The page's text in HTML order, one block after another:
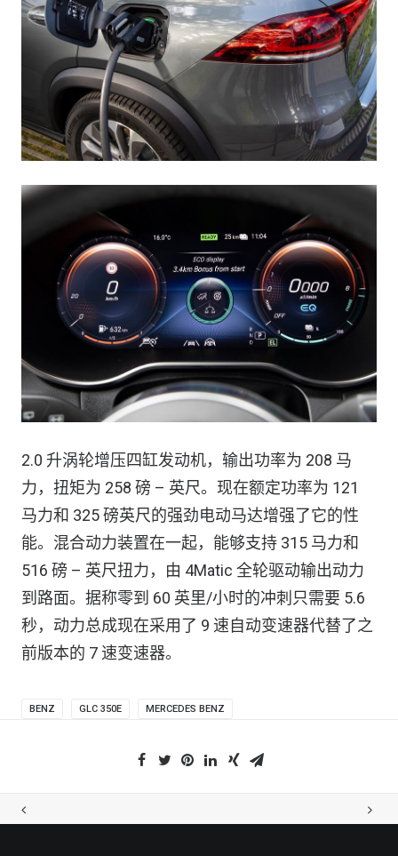
2.0 升涡轮增压四缸发动机，输出功率为 208 马
力，扭矩为 258 磅 – 英尺。现在额定功率为 121
马力和 325 磅英尺的强劲电动马达增强了它的性
能。混合动力装置在一起，能够支持 315 马力和
516 磅 – 英尺扭力，由 4Matic 全轮驱动输出动力
到路面。据称零到 60 英里/小时的冲刺只需要 5.6
秒，动力总成现在采用了 9 速自动变速器代替了之
前版本的 7 速变速器。
BENZ GLC 350E MERCEDES BENZ